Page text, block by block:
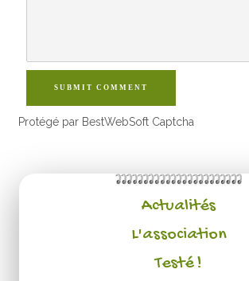
SUBMIT COMMENT
Protégé par BestWebSoft Captcha
Actualités
L'association
Testé !